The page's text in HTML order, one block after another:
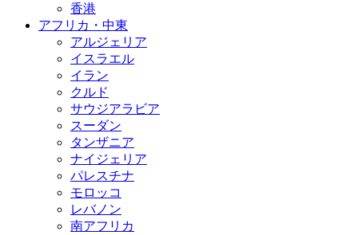
香港
アフリカ・中東
アルジェリア
イスラエル
イラン
クルド
サウジアラビア
スーダン
タンザニア
ナイジェリア
パレスチナ
モロッコ
レバノン
南アフリカ